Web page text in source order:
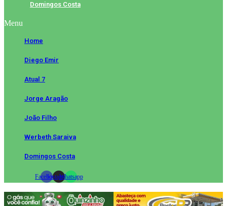
Domingos Costa
Menu
Home
Diego Emir
Atual 7
Jorge Aragão
João Filho
Werbeth Saraiva
Domingos Costa
FacebookInstagramWhatsapp